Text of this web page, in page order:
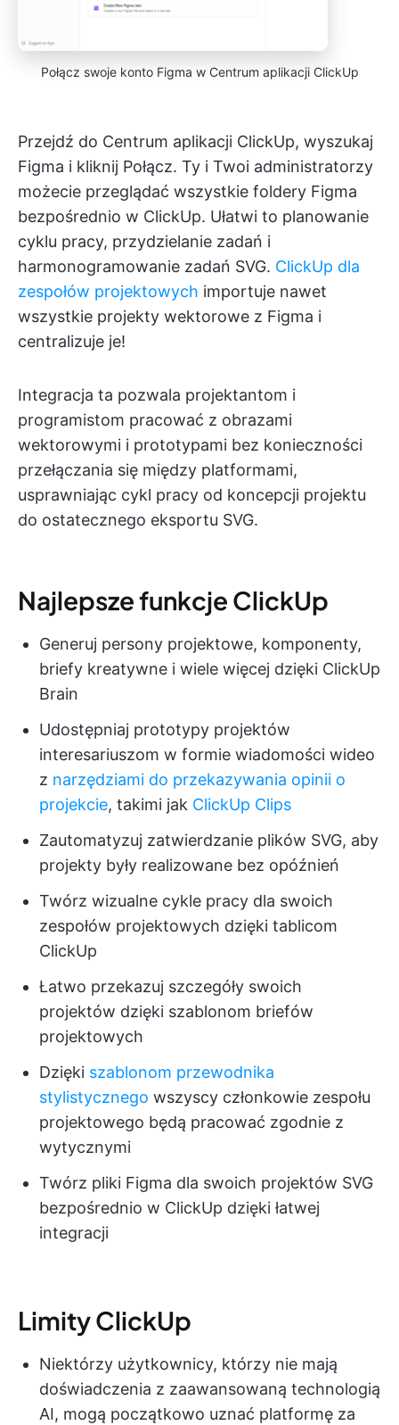
Połącz swoje konto Figma w Centrum aplikacji ClickUp
Przejdź do Centrum aplikacji ClickUp, wyszukaj
Figma i kliknij Połącz. Ty i Twoi administratorzy
możecie przeglądać wszystkie foldery Figma
bezpośrednio w ClickUp. Ułatwi to planowanie
cyklu pracy, przydzielanie zadań i
harmonogramowanie zadań SVG. ClickUp dla
zespołów projektowych importuje nawet
wszystkie projekty wektorowe z Figma i
centralizuje je!
Integracja ta pozwala projektantom i
programistom pracować z obrazami
wektorowymi i prototypami bez konieczności
przełączania się między platformami,
usprawniając cykl pracy od koncepcji projektu
do ostatecznego eksportu SVG.
Najlepsze funkcje ClickUp
Generuj persony projektowe, komponenty,
briefy kreatywne i wiele więcej dzięki ClickUp
Brain
Udostępniaj prototypy projektów
interesariuszom w formie wiadomości wideo
z narzędziami do przekazywania opinii o
projekcie, takimi jak ClickUp Clips
Zautomatyzuj zatwierdzanie plików SVG, aby
projekty były realizowane bez opóźnień
Twórz wizualne cykle pracy dla swoich
zespołów projektowych dzięki tablicom
ClickUp
Łatwo przekazuj szczegóły swoich
projektów dzięki szablonom briefów
projektowych
Dzięki szablonom przewodnika
stylistycznego wszyscy członkowie zespołu
projektowego będą pracować zgodnie z
wytycznymi
Twórz pliki Figma dla swoich projektów SVG
bezpośrednio w ClickUp dzięki łatwej
integracji
Limity ClickUp
Niektórzy użytkownicy, którzy nie mają
doświadczenia z zaawansowaną technologią
AI, mogą początkowo uznać platformę za